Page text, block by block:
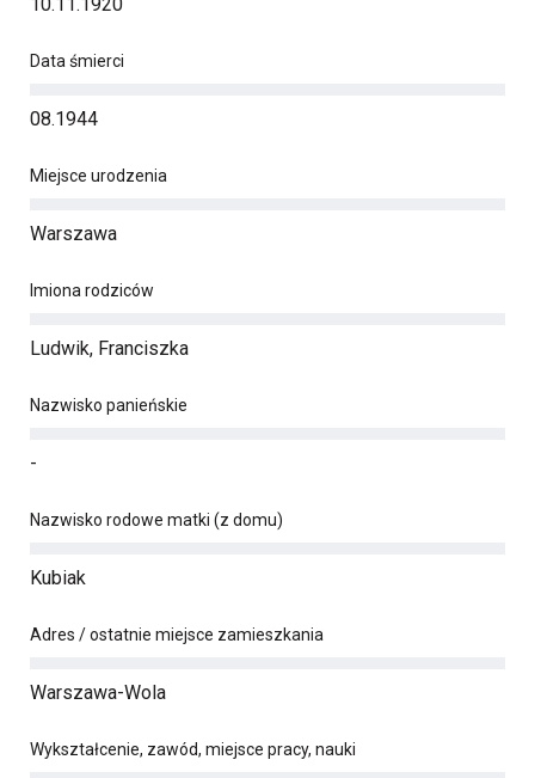
Data śmierci
08.1944
Miejsce urodzenia
Warszawa
Imiona rodziców
Ludwik, Franciszka
Nazwisko panieńskie
-
Nazwisko rodowe matki (z domu)
Kubiak
Adres / ostatnie miejsce zamieszkania
Warszawa-Wola
Wykształcenie, zawód, miejsce pracy, nauki